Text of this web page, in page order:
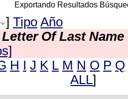
Exportando Resultados
] Tipo Año
Of Last Name
H I J K L M N O P Q
ALL]